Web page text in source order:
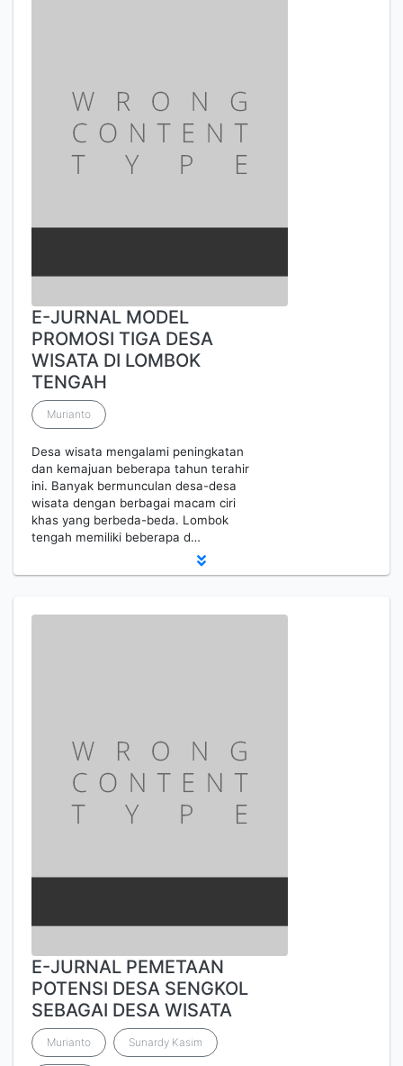
E-JURNAL MODEL
PROMOSI TIGA DESA
WISATA DI LOMBOK
TENGAH
Murianto
Desa wisata mengalami peningkatan
dan kemajuan beberapa tahun terahir
ini. Banyak bermunculan desa-desa
wisata dengan berbagai macam ciri
khas yang berbeda-beda. Lombok
tengah memiliki beberapa d…
E-JURNAL PEMETAAN
POTENSI DESA SENGKOL
SEBAGAI DESA WISATA
Murianto Sunardy Kasim